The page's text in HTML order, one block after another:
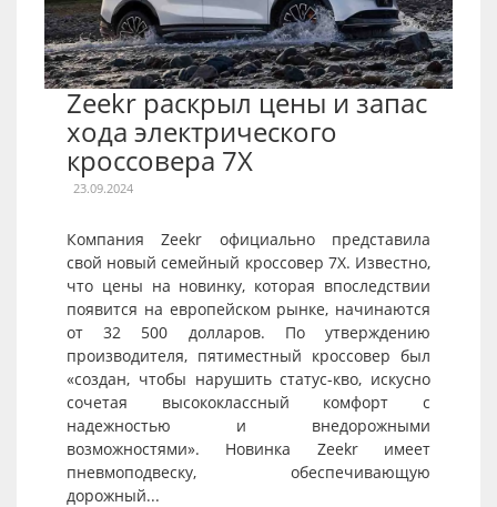
Zeekr раскрыл цены и запас
хода электрического
кроссовера 7X
23.09.2024
Компания Zeekr официально представила
свой новый семейный кроссовер 7X. Известно,
что цены на новинку, которая впоследствии
появится на европейском рынке, начинаются
от 32 500 долларов. По утверждению
производителя, пятиместный кроссовер был
«создан, чтобы нарушить статус-кво, искусно
сочетая высококлассный комфорт с
надежностью и внедорожными
возможностями». Новинка Zeekr имеет
пневмоподвеску, обеспечивающую
дорожный...